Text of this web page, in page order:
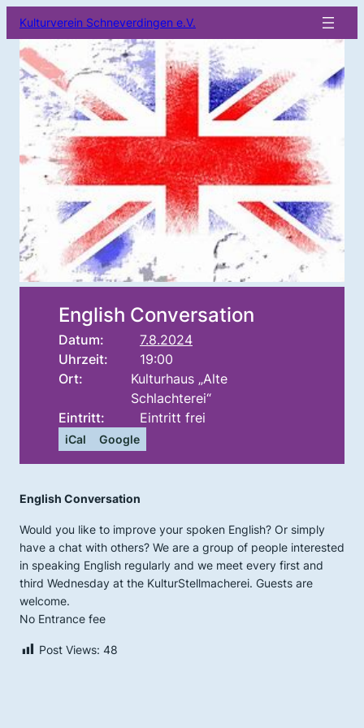
Kulturverein Schneverdingen e.V.
English Conversation
Datum:
7.8.2024
Uhrzeit:
19:00
Ort:
Kulturhaus „Alte
Schlachterei“
Eintritt:
Eintritt frei
iCal Google
English Conversation
Would you like to improve your spoken English? Or simply
have a chat with others? We are a group of people interested
in speaking English regularly and we meet every first and
third Wednesday at the KulturStellmacherei. Guests are
welcome.
No Entrance fee
Post Views: 48